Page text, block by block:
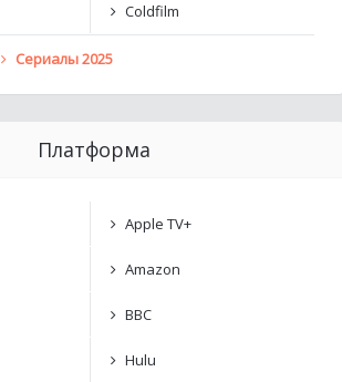
Coldfilm
Сериалы 2025
Платформа
Apple TV+
Amazon
BBC
Hulu